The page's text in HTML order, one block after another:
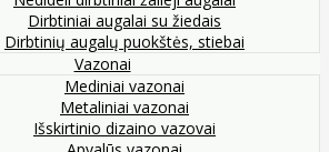
Dirbtiniai augalai su žiedais
Dirbtinių augalų puokštės, stiebai
Vazonai
Mediniai vazonai
Metaliniai vazonai
Išskirtinio dizaino vazovai